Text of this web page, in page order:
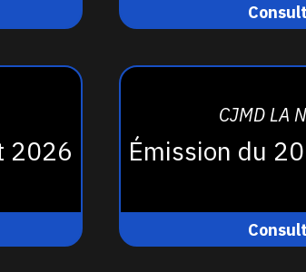
2026
CJMD LA
Émission du